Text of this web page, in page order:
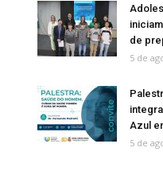
de
5 de
Azul
5 de